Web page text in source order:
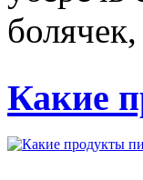
Какие